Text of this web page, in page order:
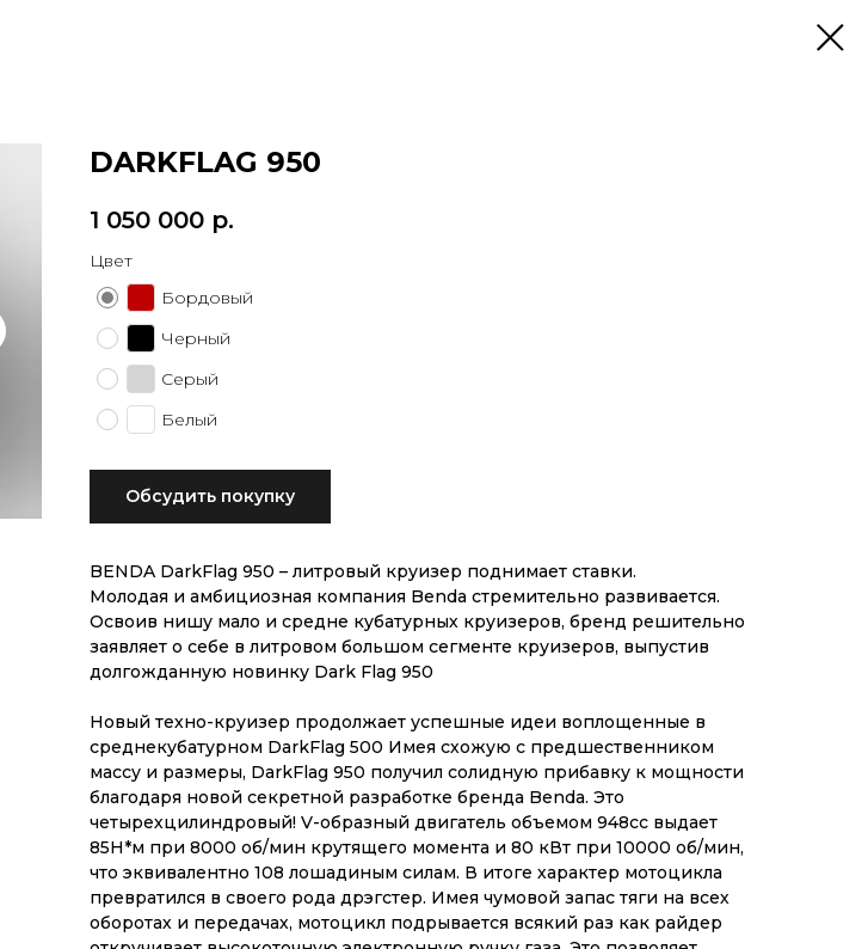
DARKFLAG 950
1 050 000 р.
Цвет
Бордовый
Черный
Серый
Белый
Обсудить покупку
BENDA DarkFlag 950 – литровый круизер поднимает ставки.
Молодая и амбициозная компания Benda стремительно развивается.
Освоив нишу мало и средне кубатурных круизеров, бренд решительно
заявляет о себе в литровом большом сегменте круизеров, выпустив
долгожданную новинку Dark Flag 950
Новый техно-круизер продолжает успешные идеи воплощенные в
среднекубатурном DarkFlag 500 Имея схожую с предшественником
массу и размеры, DarkFlag 950 получил солидную прибавку к мощности
благодаря новой секретной разработке бренда Benda. Это
четырехцилиндровый! V-образный двигатель объемом 948сс выдает
85Н*м при 8000 об/мин крутящего момента и 80 кВт при 10000 об/мин,
что эквивалентно 108 лошадиным силам. В итоге характер мотоцикла
превратился в своего рода дрэгстер. Имея чумовой запас тяги на всех
оборотах и передачах, мотоцикл подрывается всякий раз как райдер